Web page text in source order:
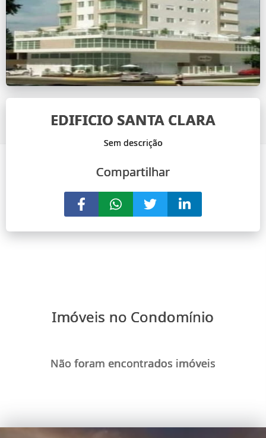
EDIFICIO SANTA CLARA
Sem descrição
Compartilhar
Imóveis no Condomínio
Não foram encontrados imóveis